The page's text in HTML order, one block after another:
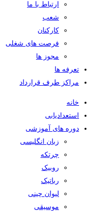
ارتباط با ما
شعب
کارکنان
فرصت های شغلی
مجوز ها
تعرفه ها
مراکز طرف قرارداد
خانه
استعدادیابی
دوره های آموزشی
زبان انگلیسی
چرتکه
روبیک
رباتیک
لیوان چینی
موسیقی